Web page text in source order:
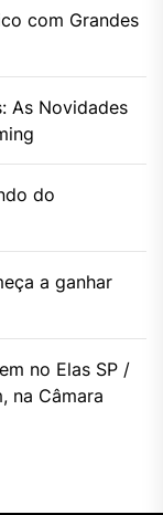
com Grandes
As Novidades
do
a ganhar
no Elas SP /
na Câmara